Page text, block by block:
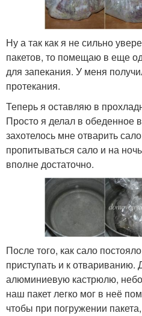
Ну а так как я не сильно
пакетов, то помещаю в еще
для запекания. У меня
протекания.
Теперь я оставляю в
Просто я делал в обеденное
захотелось мне отварить
пропитываться сало и на
вполне достаточно.
После того, как сало
приступать и к отвариванию.
алюминиевую кастрюлю,
наш пакет легко мог в неё
чтобы при погружении